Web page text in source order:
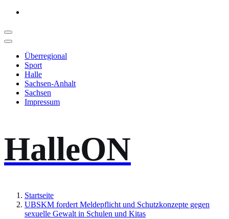
Überregional
Sport
Halle
Sachsen-Anhalt
Sachsen
Impressum
HalleON
Startseite
UBSKM fordert Meldepflicht und Schutzkonzepte gegen
sexuelle Gewalt in Schulen und Kitas